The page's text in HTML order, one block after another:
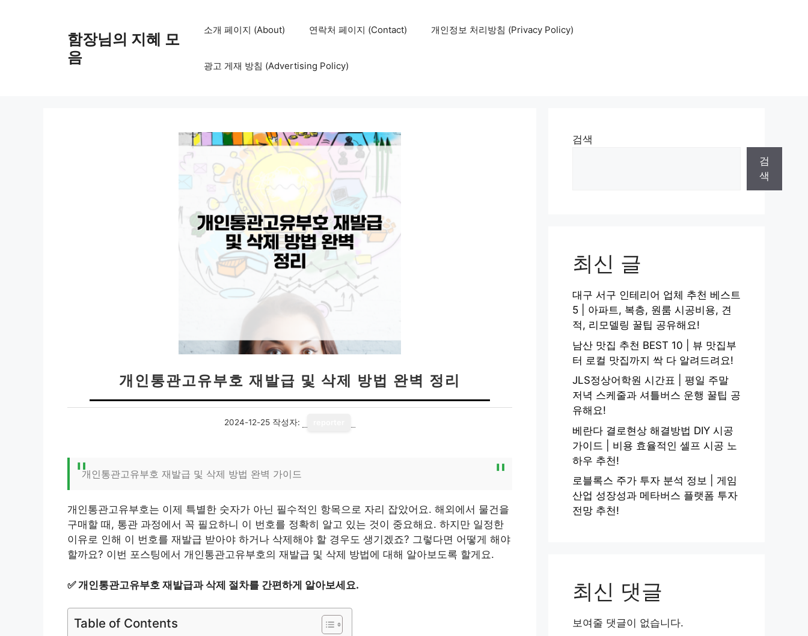
함장님의 지혜 모
음
소개 페이지 (About) 연락처 페이지 (Contact) 개인정보 처리방침 (Privacy Policy)
광고 게재 방침 (Advertising Policy)
개인통관고유부호 재발급 및 삭제 방법 완벽 정리
2024-12-25 작성자:
개인통관고유부호 재발급 및 삭제 방법 완벽 가이드
개인통관고유부호는 이제 특별한 숫자가 아닌 필수적인 항목으로 자리 잡았어요. 해외에서 물건을
구매할 때, 통관 과정에서 꼭 필요하니 이 번호를 정확히 알고 있는 것이 중요해요. 하지만 일정한
이유로 인해 이 번호를 재발급 받아야 하거나 삭제해야 할 경우도 생기겠죠? 그렇다면 어떻게 해야
할까요? 이번 포스팅에서 개인통관고유부호의 재발급 및 삭제 방법에 대해 알아보도록 할게요.
✅개인통관고유부호 재발급과 삭제 절차를 간편하게 알아보세요.
Table of Contents
검색
검
색
최신 글
대구 서구 인테리어 업체 추천 베스트
5 | 아파트, 복층, 원룸 시공비용, 견
적, 리모델링 꿀팁 공유해요!
남산 맛집 추천 BEST 10 | 뷰 맛집부
터 로컬 맛집까지 싹 다 알려드려요!
JLS정상어학원 시간표 | 평일 주말
저녁 스케줄과 셔틀버스 운행 꿀팁 공
유해요!
베란다 결로현상 해결방법 DIY 시공
가이드 | 비용 효율적인 셀프 시공 노
하우 추천!
로블록스 주가 투자 분석 정보 | 게임
산업 성장성과 메타버스 플랫폼 투자
전망 추천!
최신 댓글
보여줄 댓글이 없습니다.